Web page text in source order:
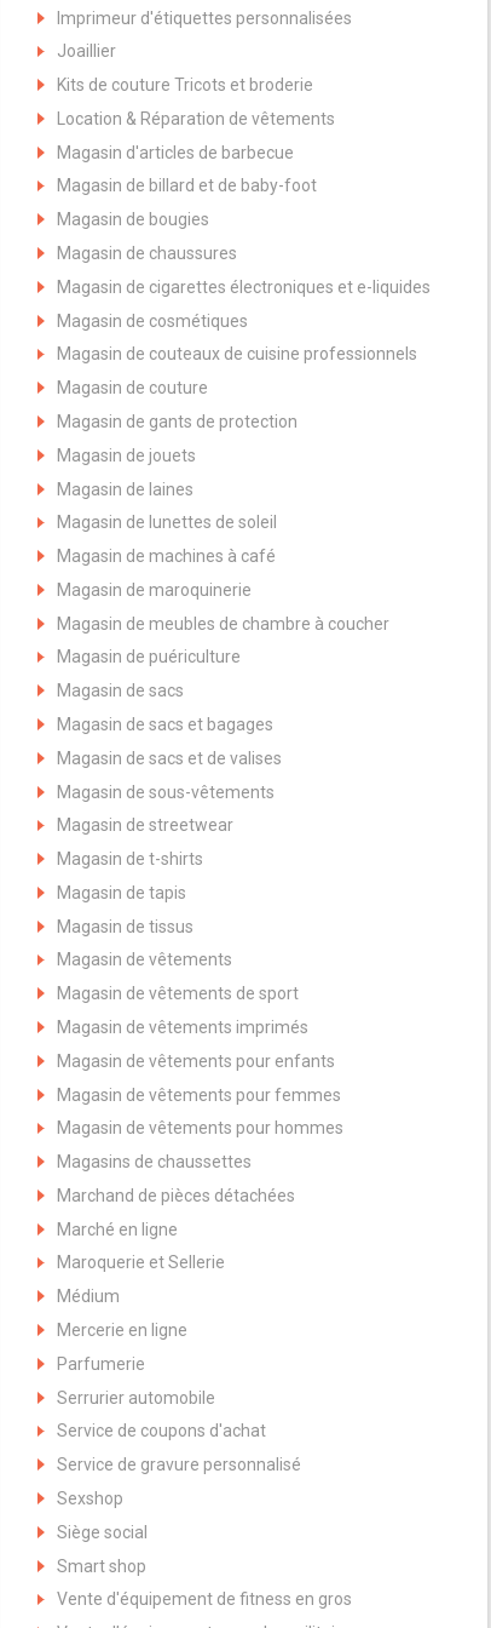
Imprimeur d'étiquettes personnalisées
Joaillier
Kits de couture Tricots et broderie
Location & Réparation de vêtements
Magasin d'articles de barbecue
Magasin de billard et de baby-foot
Magasin de bougies
Magasin de chaussures
Magasin de cigarettes électroniques et e-liquides
Magasin de cosmétiques
Magasin de couteaux de cuisine professionnels
Magasin de couture
Magasin de gants de protection
Magasin de jouets
Magasin de laines
Magasin de lunettes de soleil
Magasin de machines à café
Magasin de maroquinerie
Magasin de meubles de chambre à coucher
Magasin de puériculture
Magasin de sacs
Magasin de sacs et bagages
Magasin de sacs et de valises
Magasin de sous-vêtements
Magasin de streetwear
Magasin de t-shirts
Magasin de tapis
Magasin de tissus
Magasin de vêtements
Magasin de vêtements de sport
Magasin de vêtements imprimés
Magasin de vêtements pour enfants
Magasin de vêtements pour femmes
Magasin de vêtements pour hommes
Magasins de chaussettes
Marchand de pièces détachées
Marché en ligne
Maroquerie et Sellerie
Médium
Mercerie en ligne
Parfumerie
Serrurier automobile
Service de coupons d'achat
Service de gravure personnalisé
Sexshop
Siège social
Smart shop
Vente d'équipement de fitness en gros